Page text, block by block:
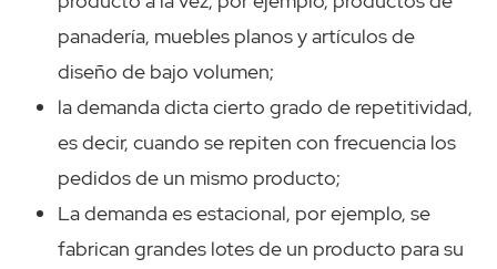
panadería, muebles planos y artículos de
diseño de bajo volumen;
la demanda dicta cierto grado de repetitividad,
es decir, cuando se repiten con frecuencia los
pedidos de un mismo producto;
La demanda es estacional, por ejemplo, se
fabrican grandes lotes de un producto para su